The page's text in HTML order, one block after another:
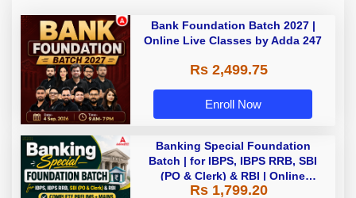
Bank Foundation Batch 2027 |
Online Live Classes by Adda 247
Rs 2,499.75
Enroll Now
Banking Special Foundation
Batch | for IBPS, IBPS RRB, SBI
(PO & Clerk) & RBI | Online
Classes By Adda247
Rs 1,799.20